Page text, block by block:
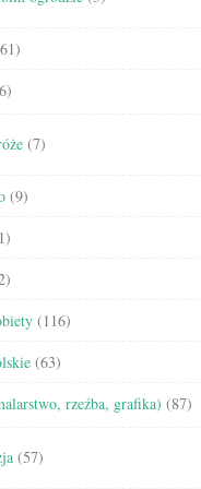
(7)
(9)
(116)
(63)
rzeźba, grafika) (87)
(57)